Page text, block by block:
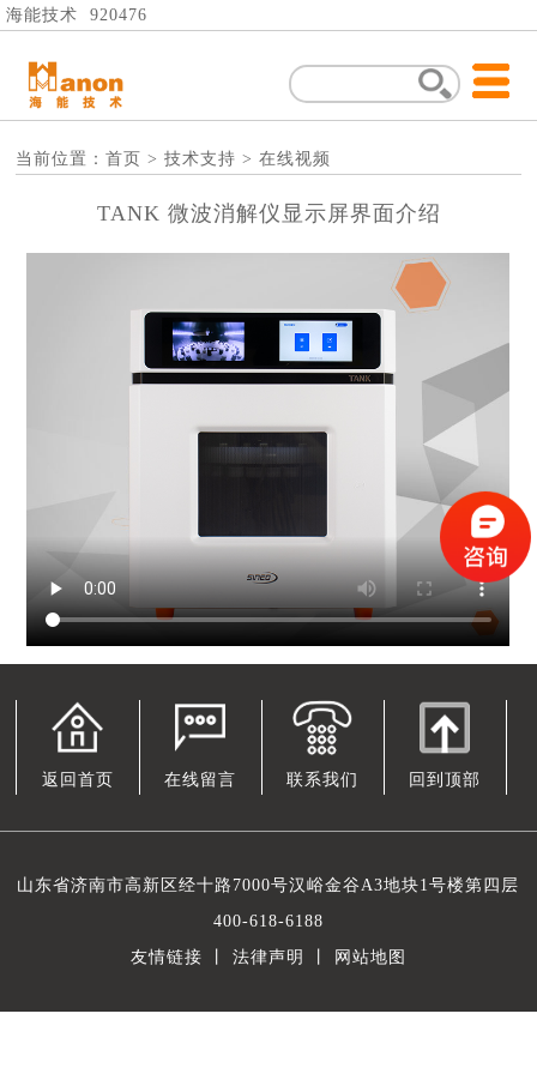
海能技术 920476
当前位置：首页 >技术支持 >在线视频
TANK 微波消解仪显示屏界面介绍
返回首页 在线留言 联系我们 回到顶部
山东省济南市高新区经十路7000号汉峪金谷A3地块1号楼第四层
400-618-6188
友情链接
法律声明 网站地图